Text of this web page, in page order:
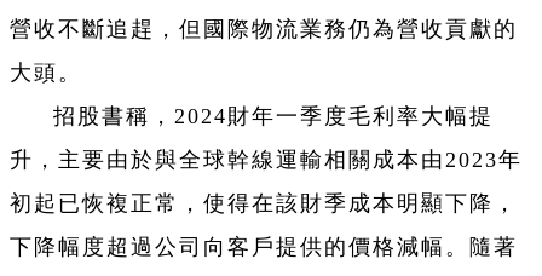
營收不斷追趕，但國際物流業務仍為營收貢獻的
大頭。
招股書稱，2024財年一季度毛利率大幅提
升，主要由於與全球幹線運輸相關成本由2023年
初起已恢複正常，使得在該財季成本明顯下降，
下降幅度超過公司向客戶提供的價格減幅。隨著